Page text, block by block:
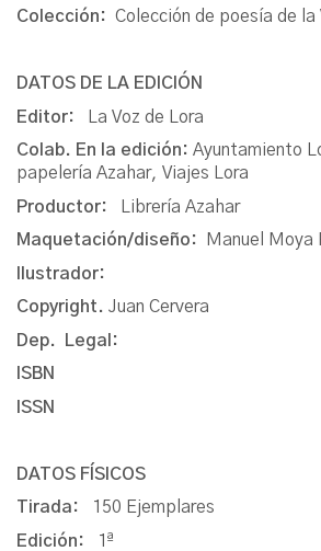
Colección: Colección de poesía de la
DATOS DE LA EDICIÓN
Editor:
La Voz de Lora
Colab. En la edición: Ayuntamiento
papelería Azahar, Viajes Lora
Productor:
Librería Azahar
Maquetación/diseño:
Manuel Moya
Ilustrador:
Copyright. Juan Cervera
Dep. Legal:
ISSN
DATOS FÍSICOS
Tirada:
150 Ejemplares
Edición:
1ª